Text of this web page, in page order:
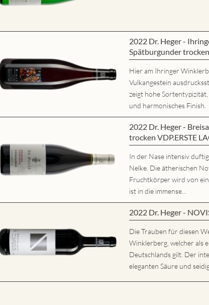
2022 Dr. Heger -
Spätburgunder trocken
Hier am Ihringer
Vulkangestein
zeigt hohe
und harmonisches Finish.
2022 Dr. Heger -
trocken VDP.ERSTE
In der Nase intensiv
Nelke. Die ätherischen
Fruchtkörper wird von
ist in die immense...
2022 Dr. Heger -
Die Trauben für diesen
Winklerberg, welcher als
Deutschlands gilt. Der
eleganten Säure und